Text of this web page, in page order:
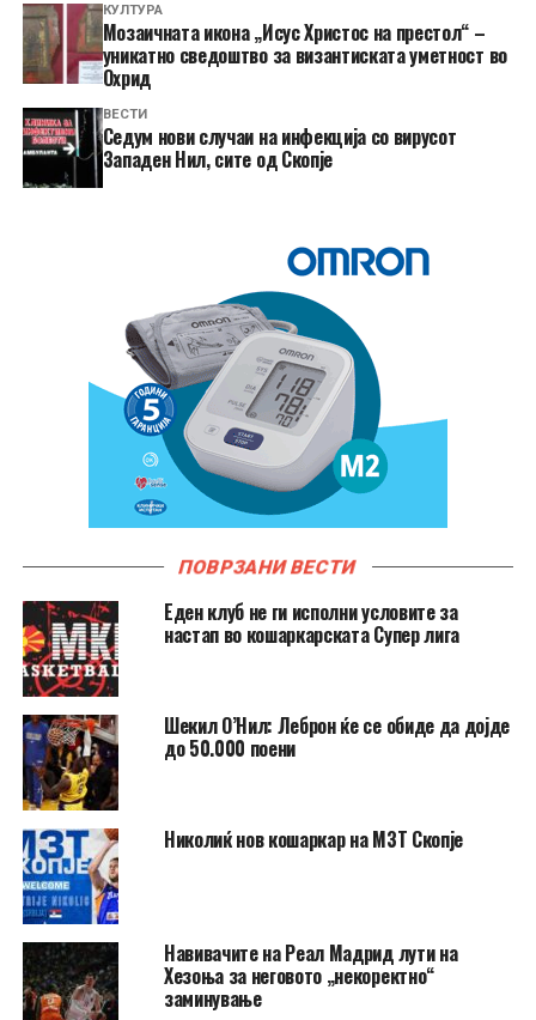
КУЛТУРА
Мозаичната икона „Исус Христос на престол“ –
уникатно сведоштво за византиската уметност во
Охрид
ВЕСТИ
Седум нови случаи на инфекција со вирусот
Западен Нил, сите од Скопје
ПОВРЗАНИ ВЕСТИ
Еден клуб не ги исполни условите за
настап во кошаркарската Супер лига
Шекил О’Нил: Леброн ќе се обиде да дојде
до 50.000 поени
Николиќ нов кошаркар на МЗТ Скопје
Навивачите на Реал Мадрид лути на
Хезоња за неговото „некоректно“
заминување